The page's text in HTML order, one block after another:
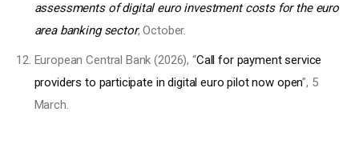
assessments of digital euro investment costs for the euro
area banking sector, October.
European Central Bank (2026), “Call for payment service
providers to participate in digital euro pilot now open”, 5
March.